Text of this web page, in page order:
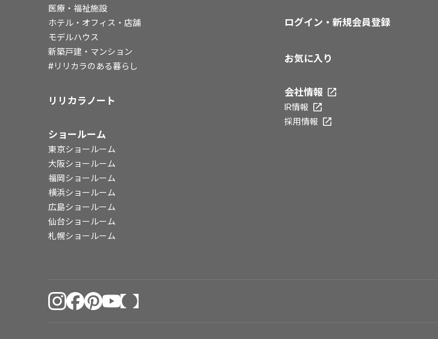
医療・福祉施設
ホテル・オフィス・店舗
モデルハウス
新築戸建・マンション
#リリカラのある暮らし
リリカラノート
ショールーム
東京ショールーム
大阪ショールーム
福岡ショールーム
横浜ショールーム
広島ショールーム
仙台ショールーム
札幌ショールーム
ログイン・新規会員登録
お気に入り
会社情報
IR情報
採用情報